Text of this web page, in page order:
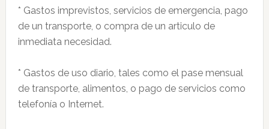
* Gastos imprevistos, servicios de emergencia, pago
de un transporte, o compra de un articulo de
inmediata necesidad.
* Gastos de uso diario, tales como el pase mensual
de transporte, alimentos, o pago de servicios como
telefonía o Internet.